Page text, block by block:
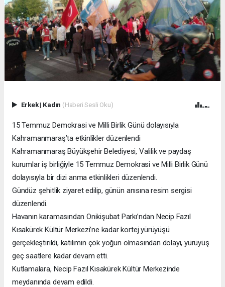
Erkek| Kadın (Haberi Sesli Oku)
15 Temmuz Demokrasi ve Milli Birlik Günü dolayısıyla
Kahramanmaraş’ta etkinlikler düzenlendi
Kahramanmaraş Büyükşehir Belediyesi, Valilik ve paydaş
kurumlar iş birliğiyle 15 Temmuz Demokrasi ve Milli Birlik Günü
dolayısıyla bir dizi anma etkinlikleri düzenlendi.
Gündüz şehitlik ziyaret edilip, günün anısına resim sergisi
düzenlendi.
Havanın karamasından Onikişubat Parkı’ndan Necip Fazıl
Kısakürek Kültür Merkezi’ne kadar kortej yürüyüşü
gerçekleştirildi, katılımın çok yoğun olmasından dolayı, yürüyüş
geç saatlere kadar devam etti.
Kutlamalara, Necip Fazıl Kısakürek Kültür Merkezinde
meydanında devam edildi.